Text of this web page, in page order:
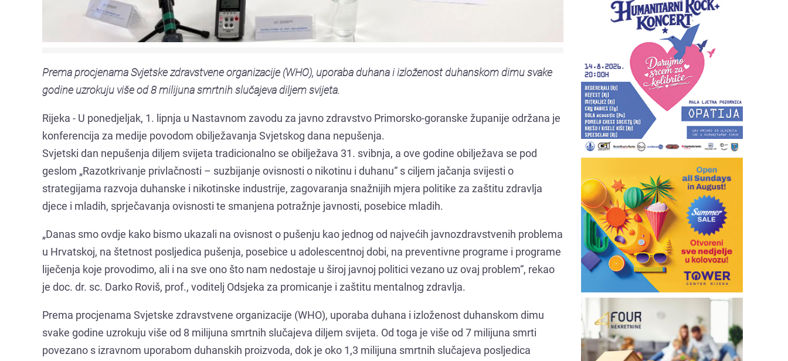
Prema procjenama Svjetske zdravstvene organizacije (WHO), uporaba duhana i izloženost duhanskom dimu svake
godine uzrokuju više od 8 milijuna smrtnih slučajeva diljem svijeta.
Rijeka - U ponedjeljak, 1. lipnja u Nastavnom zavodu za javno zdravstvo Primorsko-goranske županije održana je
konferencija za medije povodom obilježavanja Svjetskog dana nepušenja.
Svjetski dan nepušenja diljem svijeta tradicionalno se obilježava 31. svibnja, a ove godine obilježava se pod
geslom „Razotkrivanje privlačnosti – suzbijanje ovisnosti o nikotinu i duhanu“ s ciljem jačanja svijesti o
strategijama razvoja duhanske i nikotinske industrije, zagovaranja snažnijih mjera politike za zaštitu zdravlja
djece i mladih, sprječavanja ovisnosti te smanjena potražnje javnosti, posebice mladih.
„Danas smo ovdje kako bismo ukazali na ovisnost o pušenju kao jednog od najvećih javnozdravstvenih problema
u Hrvatskoj, na štetnost posljedica pušenja, posebice u adolescentnoj dobi, na preventivne programe i programe
liječenja koje provodimo, ali i na sve ono što nam nedostaje u široj javnoj politici vezano uz ovaj problem“, rekao
je doc. dr. sc. Darko Roviš, prof., voditelj Odsjeka za promicanje i zaštitu mentalnog zdravlja.
Prema procjenama Svjetske zdravstvene organizacije (WHO), uporaba duhana i izloženost duhanskom dimu
svake godine uzrokuju više od 8 milijuna smrtnih slučajeva diljem svijeta. Od toga je više od 7 milijuna smrti
povezano s izravnom uporabom duhanskih proizvoda, dok je oko 1,3 milijuna smrtnih slučajeva posljedica